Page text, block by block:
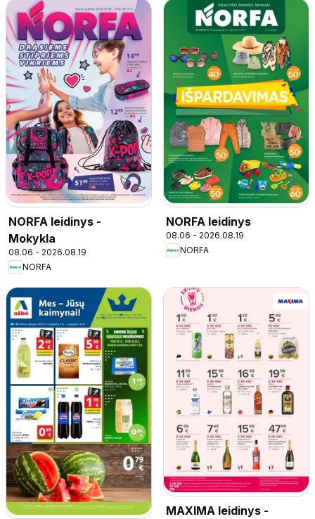
NORFA leidinys -
Mokykla
08.06 - 2026.08.19
NORFA
NORFA leidinys
08.06 - 2026.08.19
NORFA
MAXIMA leidinys -